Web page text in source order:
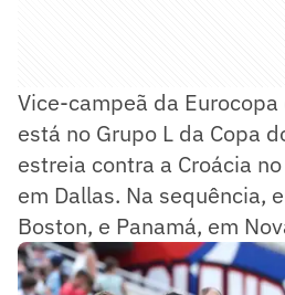
Vice-campeã da
está no Grupo L da Copa
estreia contra a Croácia
em Dallas. Na sequência,
Boston, e Panamá, em